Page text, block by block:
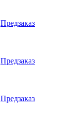
Предзаказ
Предзаказ
Предзаказ